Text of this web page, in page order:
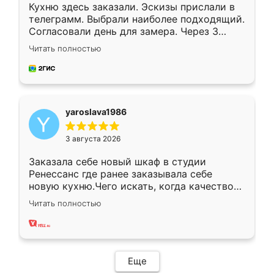
Кухню здесь заказали. Эскизы прислали в
телеграмм. Выбрали наиболее подходящий.
Согласовали день для замера. Через 3
недели кухня была уже готова. Остались
довольны работой. Спасибо Ренессанс
мебель за качественную работу!
Читать полностью
yaroslava1986
3 августа 2026
Заказала себе новый шкаф в студии
Ренессанс где ранее заказывала себе
новую кухню.Чего искать, когда качеством
вполне довольна. Служит кухня уже почти
два года, нареканий нет.
Читать полностью
Еще